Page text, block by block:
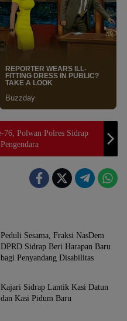
76, Polwan Polres Sidrap
Peduli Sesama, Fraksi NasDem
DPRD Sidrap Beri Harapan Baru
bagi Penyandang Disabilitas
News
Kajari Sidrap Lantik Kasi Datun
dan Kasi Pidum Baru